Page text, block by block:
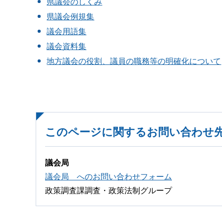
県議会のしくみ
県議会例規集
議会用語集
議会資料集
地方議会の役割、議員の職務等の明確化について
このページに関するお問い合わせ
議会局
議会局 へのお問い合わせフォーム
政策調査課調査・政策法制グループ